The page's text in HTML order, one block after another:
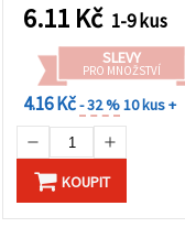
6.11 Kč 1-9 kus
SLEVY
PRO MNOŽSTVÍ
4.16 Kč- 32 %10 kus +
KOUPIT